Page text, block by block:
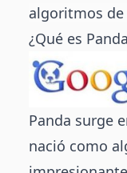
algoritmos de
¿Qué es
Panda surge
nació como